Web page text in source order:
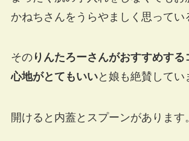
かねちさんをうらやましく思ってい
そのりんたろーさんがおすすめする
心地がとてもいいと娘も絶賛してい
開けると内蓋とスプーンがあります。